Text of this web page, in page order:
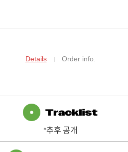
Details Order info.
*추후 공개